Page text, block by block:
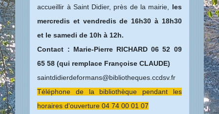
accueillir à Saint Didier, près de la mairie, les
mercredis et vendredis de 16h30 à 18h30
et le samedi de 10h à 12h.
Contact : Marie-Pierre RICHARD 06 52 09
65 58 (qui remplace Françoise CLAUDE)
saintdidierdeformans@bibliotheques.ccdsv.fr
Téléphone de la bibliothèque pendant les
horaires d'ouverture 04 74 00 01 07